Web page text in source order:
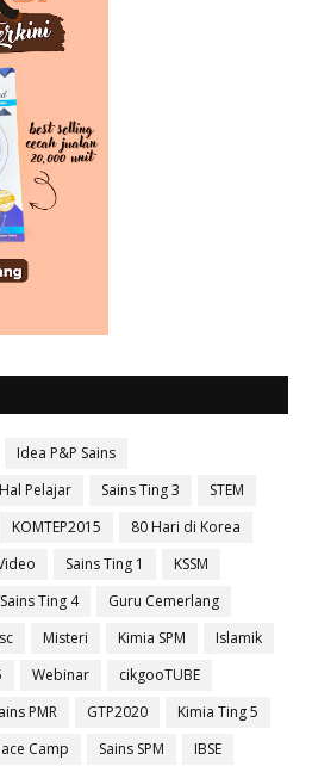
Idea P&P Sains
Hal Pelajar Sains Ting 3
STEM
KOMTEP2015
80 Hari di Korea
Sains Ting 1
KSSM
Sains Ting 4
Guru Cemerlang
Misteri Kimia SPM
Islamik
Webinar
cikgooTUBE
PMR GTP2020
Kimia Ting 5
Camp Sains SPM
IBSE